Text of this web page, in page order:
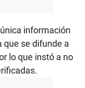
información
que se difunde a
lo que instó a no